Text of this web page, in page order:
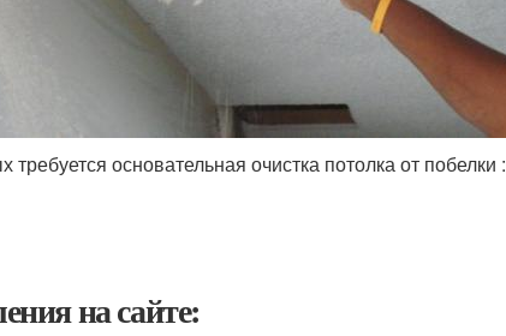
требуется основательная очистка потолка от побелки :
на сайте: